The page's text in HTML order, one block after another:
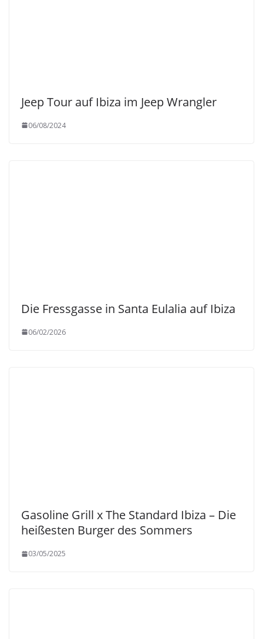
Jeep Tour auf Ibiza im Jeep Wrangler
06/08/2024
Die Fressgasse in Santa Eulalia auf Ibiza
06/02/2026
Gasoline Grill x The Standard Ibiza – Die
heißesten Burger des Sommers
03/05/2025